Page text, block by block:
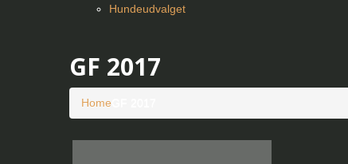
Hundeudvalget
GF 2017
Home